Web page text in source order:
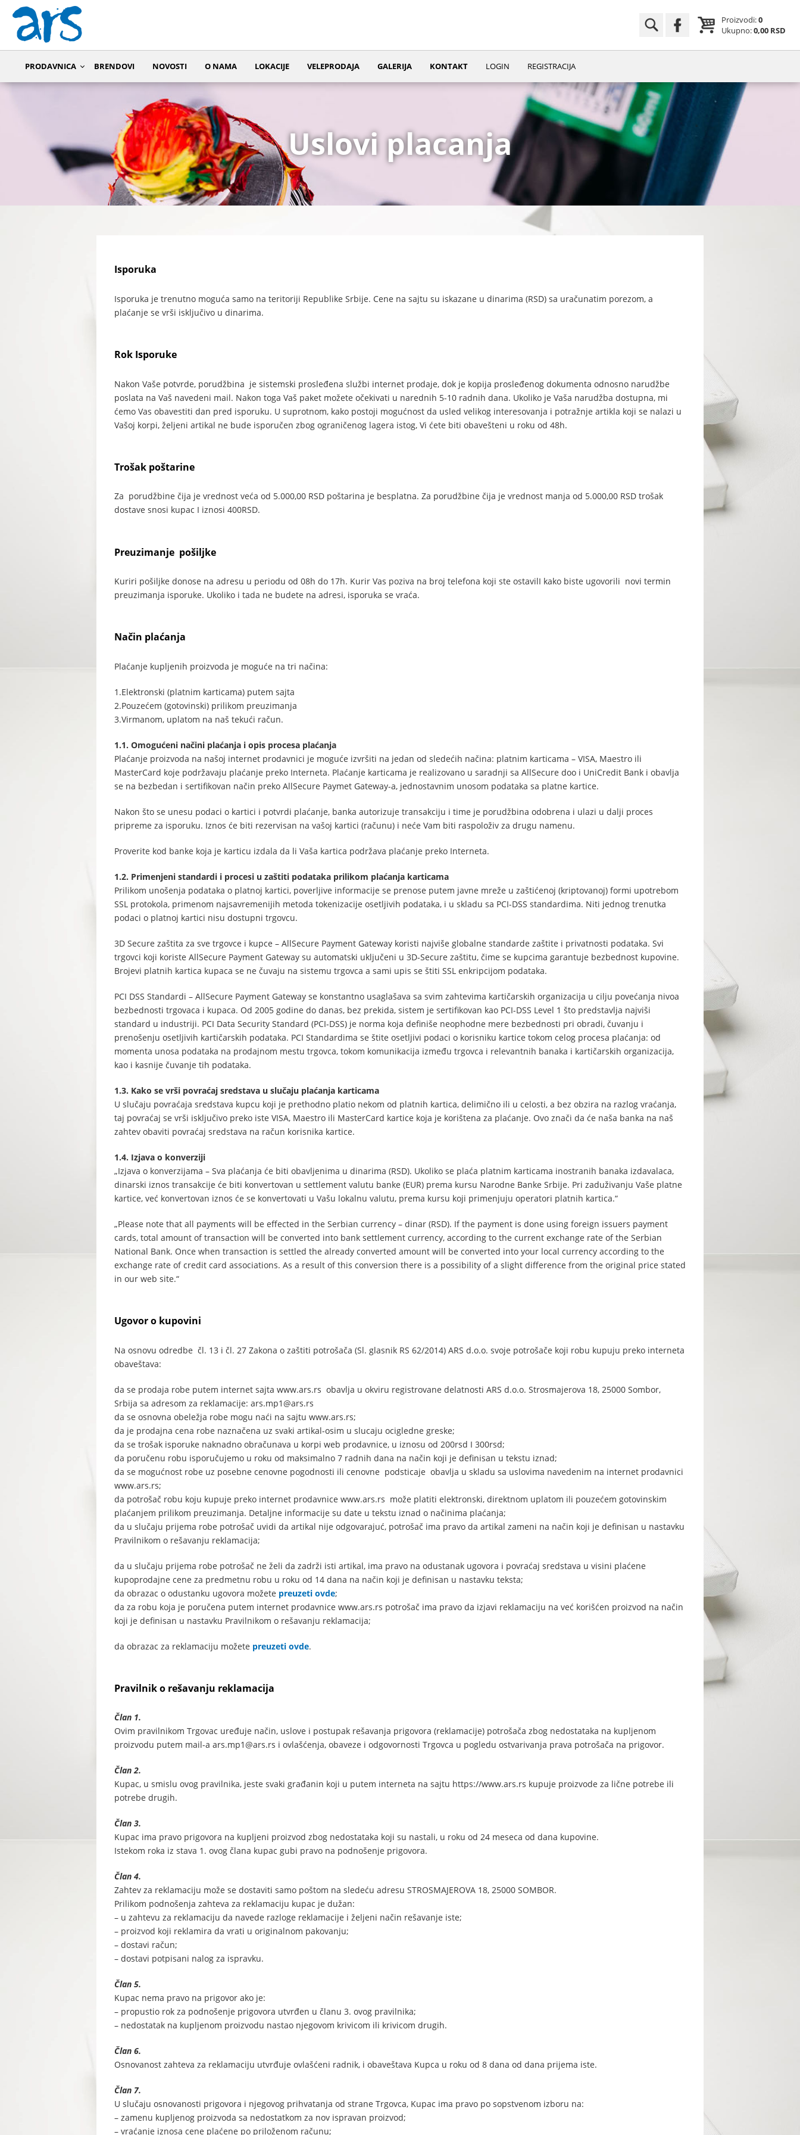
Proizvodi:0
Ukupno:0,00 RSD
PRODAVNICA BRENDOVI NOVOSTI O NAMA LOKACIJE VELEPRODAJA GALERIJA KONTAKT LOGIN REGISTRACIJA
Uslovi placanja
Isporuka
Isporuka je trenutno moguća samo na teritoriji Republike Srbije. Cene na sajtu su iskazane u dinarima (RSD) sa uračunatim porezom, a
plaćanje se vrši isključivo u dinarima.
Rok Isporuke
Nakon Vaše potvrde, porudžbina je sistemski prosleđena službi internet prodaje, dok je kopija prosleđenog dokumenta odnosno narudžbe
poslata na Vaš navedeni mail. Nakon toga Vaš paket možete očekivati u narednih 5-10 radnih dana. Ukoliko je Vaša narudžba dostupna, mi
ćemo Vas obavestiti dan pred isporuku. U suprotnom, kako postoji mogućnost da usled velikog interesovanja i potražnje artikla koji se nalazi u
Vašoj korpi, željeni artikal ne bude isporučen zbog ograničenog lagera istog, Vi ćete biti obavešteni u roku od 48h.
Trošak poštarine
Za porudžbine čija je vrednost veća od 5.000,00 RSD poštarina je besplatna. Za porudžbine čija je vrednost manja od 5.000,00 RSD trošak
dostave snosi kupac I iznosi 400RSD.
Preuzimanje pošiljke
Kuriri pošiljke donose na adresu u periodu od 08h do 17h. Kurir Vas poziva na broj telefona koji ste ostavilI kako biste ugovorili novi termin
preuzimanja isporuke. Ukoliko i tada ne budete na adresi, isporuka se vraća.
Način plaćanja
Plaćanje kupljenih proizvoda je moguće na tri načina:
1.Elektronski (platnim karticama) putem sajta
2.Pouzećem (gotovinski) prilikom preuzimanja
3.Virmanom, uplatom na naš tekući račun.
1.1. Omogućeni načini plaćanja i opis procesa plaćanja
Plaćanje proizvoda na našoj internet prodavnici je moguće izvršiti na jedan od sledećih načina: platnim karticama – VISA, Maestro ili
MasterCard koje podržavaju plaćanje preko Interneta. Plaćanje karticama je realizovano u saradnji sa AllSecure doo i UniCredit Bank i obavlja
se na bezbedan i sertifikovan način preko AllSecure Paymet Gateway-a, jednostavnim unosom podataka sa platne kartice.
Nakon što se unesu podaci o kartici i potvrdi plaćanje, banka autorizuje transakciju i time je porudžbina odobrena i ulazi u dalji proces
pripreme za isporuku. Iznos će biti rezervisan na vašoj kartici (računu) i neće Vam biti raspoloživ za drugu namenu.
Proverite kod banke koja je karticu izdala da li Vaša kartica podržava plaćanje preko Interneta.
1.2. Primenjeni standardi i procesi u zaštiti podataka prilikom plaćanja karticama
Prilikom unošenja podataka o platnoj kartici, poverljive informacije se prenose putem javne mreže u zaštićenoj (kriptovanoj) formi upotrebom
SSL protokola, primenom najsavremenijih metoda tokenizacije osetljivih podataka, i u skladu sa PCI-DSS standardima. Niti jednog trenutka
podaci o platnoj kartici nisu dostupni trgovcu.
3D Secure zaštita za sve trgovce i kupce – AllSecure Payment Gateway koristi najviše globalne standarde zaštite i privatnosti podataka. Svi
trgovci koji koriste AllSecure Payment Gateway su automatski uključeni u 3D-Secure zaštitu, čime se kupcima garantuje bezbednost kupovine.
Brojevi platnih kartica kupaca se ne čuvaju na sistemu trgovca a sami upis se štiti SSL enkripcijom podataka.
PCI DSS Standardi – AllSecure Payment Gateway se konstantno usaglašava sa svim zahtevima kartičarskih organizacija u cilju povećanja nivoa
bezbednosti trgovaca i kupaca. Od 2005 godine do danas, bez prekida, sistem je sertifikovan kao PCI-DSS Level 1 što predstavlja najviši
standard u industriji. PCI Data Security Standard (PCI-DSS) je norma koja definiše neophodne mere bezbednosti pri obradi, čuvanju i
prenošenju osetljivih kartičarskih podataka. PCI Standardima se štite osetljivi podaci o korisniku kartice tokom celog procesa plaćanja: od
momenta unosa podataka na prodajnom mestu trgovca, tokom komunikacija između trgovca i relevantnih banaka i kartičarskih organizacija,
kao i kasnije čuvanje tih podataka.
1.3. Kako se vrši povraćaj sredstava u slučaju plaćanja karticama
U slučaju povraćaja sredstava kupcu koji je prethodno platio nekom od platnih kartica, delimično ili u celosti, a bez obzira na razlog vraćanja,
taj povraćaj se vrši isključivo preko iste VISA, Maestro ili MasterCard kartice koja je korištena za plaćanje. Ovo znači da će naša banka na naš
zahtev obaviti povraćaj sredstava na račun korisnika kartice.
1.4. Izjava o konverziji
„Izjava o konverzijama – Sva plaćanja će biti obavljenima u dinarima (RSD). Ukoliko se plaća platnim karticama inostranih banaka izdavalaca,
dinarski iznos transakcije će biti konvertovan u settlement valutu banke (EUR) prema kursu Narodne Banke Srbije. Pri zaduživanju Vaše platne
kartice, već konvertovan iznos će se konvertovati u Vašu lokalnu valutu, prema kursu koji primenjuju operatori platnih kartica.“
„Please note that all payments will be effected in the Serbian currency – dinar (RSD). If the payment is done using foreign issuers payment
cards, total amount of transaction will be converted into bank settlement currency, according to the current exchange rate of the Serbian
National Bank. Once when transaction is settled the already converted amount will be converted into your local currency according to the
exchange rate of credit card associations. As a result of this conversion there is a possibility of a slight difference from the original price stated
in our web site.“
Ugovor o kupovini
Na osnovu odredbe čl. 13 i čl. 27 Zakona o zaštiti potrošača (Sl. glasnik RS 62/2014) ARS d.o.o. svoje potrošače koji robu kupuju preko interneta
obaveštava:
da se prodaja robe putem internet sajta www.ars.rs obavlja u okviru registrovane delatnosti ARS d.o.o. Strosmajerova 18, 25000 Sombor,
Srbija sa adresom za reklamacije: ars.mp1@ars.rs
da se osnovna obeležja robe mogu naći na sajtu www.ars.rs;
da je prodajna cena robe naznačena uz svaki artikal-osim u slucaju ocigledne greske;
da se trošak isporuke naknadno obračunava u korpi web prodavnice, u iznosu od 200rsd I 300rsd;
da poručenu robu isporučujemo u roku od maksimalno 7 radnih dana na način koji je definisan u tekstu iznad;
da se mogućnost robe uz posebne cenovne pogodnosti ili cenovne podsticaje obavlja u skladu sa uslovima navedenim na internet prodavnici
www.ars.rs;
da potrošač robu koju kupuje preko internet prodavnice www.ars.rs može platiti elektronski, direktnom uplatom ili pouzećem gotovinskim
plaćanjem prilikom preuzimanja. Detaljne informacije su date u tekstu iznad o načinima plaćanja;
da u slučaju prijema robe potrošač uvidi da artikal nije odgovarajuć, potrošač ima pravo da artikal zameni na način koji je definisan u nastavku
Pravilnikom o rešavanju reklamacija;
da u slučaju prijema robe potrošač ne želi da zadrži isti artikal, ima pravo na odustanak ugovora i povraćaj sredstava u visini plaćene
kupoprodajne cene za predmetnu robu u roku od 14 dana na način koji je definisan u nastavku teksta;
da obrazac o odustanku ugovora možete preuzeti ovde;
da za robu koja je poručena putem internet prodavnice www.ars.rs potrošač ima pravo da izjavi reklamaciju na već korišćen proizvod na način
koji je definisan u nastavku Pravilnikom o rešavanju reklamacija;
da obrazac za reklamaciju možete preuzeti ovde.
Pravilnik o rešavanju reklamacija
Član 1.
Ovim pravilnikom Trgovac uređuje način, uslove i postupak rešavanja prigovora (reklamacije) potrošača zbog nedostataka na kupljenom
proizvodu putem mail-a ars.mp1@ars.rs i ovlašćenja, obaveze i odgovornosti Trgovca u pogledu ostvarivanja prava potrošača na prigovor.
Član 2.
Kupac, u smislu ovog pravilnika, jeste svaki građanin koji u putem interneta na sajtu https://www.ars.rs kupuje proizvode za lične potrebe ili
potrebe drugih.
Član 3.
Kupac ima pravo prigovora na kupljeni proizvod zbog nedostataka koji su nastali, u roku od 24 meseca od dana kupovine.
Istekom roka iz stava 1. ovog člana kupac gubi pravo na podnošenje prigovora.
Član 4.
Zahtev za reklamaciju može se dostaviti samo poštom na sledeću adresu STROSMAJEROVA 18, 25000 SOMBOR.
Prilikom podnošenja zahteva za reklamaciju kupac je dužan:
– u zahtevu za reklamaciju da navede razloge reklamacije i željeni način rešavanje iste;
– proizvod koji reklamira da vrati u originalnom pakovanju;
– dostavi račun;
– dostavi potpisani nalog za ispravku.
Član 5.
Kupac nema pravo na prigovor ako je:
– propustio rok za podnošenje prigovora utvrđen u članu 3. ovog pravilnika;
– nedostatak na kupljenom proizvodu nastao njegovom krivicom ili krivicom drugih.
Član 6.
Osnovanost zahteva za reklamaciju utvrđuje ovlašćeni radnik, i obaveštava Kupca u roku od 8 dana od dana prijema iste.
Član 7.
U slučaju osnovanosti prigovora i njegovog prihvatanja od strane Trgovca, Kupac ima pravo po sopstvenom izboru na:
– zamenu kupljenog proizvoda sa nedostatkom za nov ispravan proizvod;
– vraćanje iznosa cene plaćene po priloženom računu;